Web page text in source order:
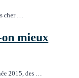
cher …
mieux
2015, des …